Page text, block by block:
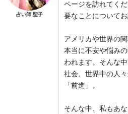
占い師 聖子
ページを訪れてく
要なことについてお
アメリカや世界の
本当に不安や悩み
われます。そんな
社会、世界中の人
「前進」。
そんな中、私もあ